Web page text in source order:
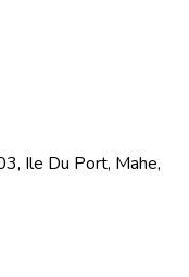
Ile Du Port, Mahe,